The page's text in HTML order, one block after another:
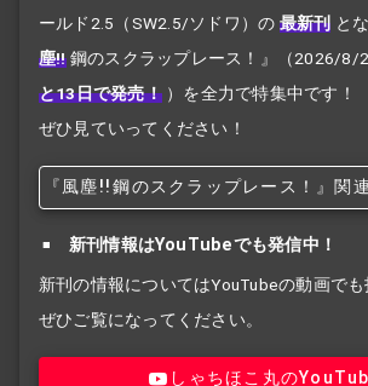
ールド2.5（SW2.5/ソドワ）の 最新刊 と
塵!! 鋼のスクラップレース！』 （2026/8/
と13日で発売！ ）を全力で特集中です！
ぜひ見ていってください！
『風塵!! 鋼のスクラップレース！』関
新刊情報はYouTubeでも発信中！
新刊の情報についてはYouTubeの動画でも
ぜひご覧になってください。
しゃちほこ丸の